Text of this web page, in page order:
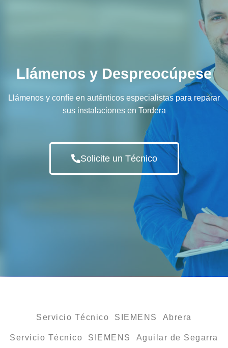
Llámenos y Despreocúpese
Llámenos y confíe en auténticos especialistas para reparar
sus instalaciones en Tordera
Solicite un Técnico
Servicio Técnico SIEMENS Abrera
Servicio Técnico SIEMENS Aguilar de Segarra